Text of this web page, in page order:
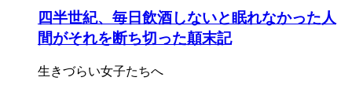
四半世紀、毎日飲酒しないと眠れなかった人
間がそれを断ち切った顛末記
生きづらい女子たちへ